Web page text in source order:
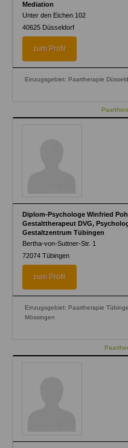
Mediation
Unter den Eichen 102
40625 Düsseldorf
zum Profil
Einzugsgebiet: Paartherapie
Diplom-Psychologe Winfried
Gestalttherapeut DVG,
Gestaltzentrum Tübingen
Bertha-von-Suttner-Str. 1
72074 Tübingen
zum Profil
Einzugsgebiet: Paartherapie
Mössingen